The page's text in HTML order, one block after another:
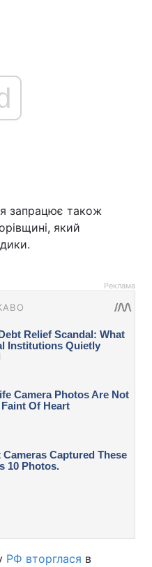
запрацює також
який
Реклама
РФ вторглася в